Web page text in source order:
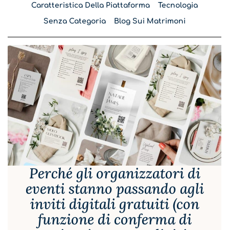
Caratteristica Della Piattaforma Tecnologia
Senza Categoria Blog Sui Matrimoni
Perché gli organizzatori di
eventi stanno passando agli
inviti digitali gratuiti (con
funzione di conferma di